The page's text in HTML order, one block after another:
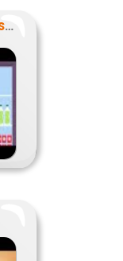
ISMERD MEG AZ ÉLELMISZEREK TITKAIT!